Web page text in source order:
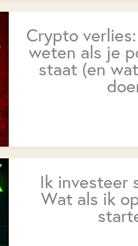
Crypto
weten als je
staat (en
Ik investeer
Wat als ik